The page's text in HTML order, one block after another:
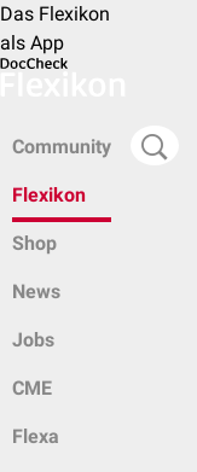
Das Flexikon
als App
Community
Flexikon
Shop
News
Jobs
CME
Flexa